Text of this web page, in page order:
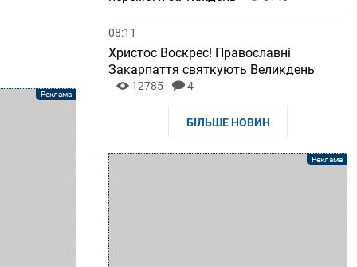
08:11
Христос Воскрес! Православні
Закарпаття святкують Великдень
12785 4
БІЛЬШЕ НОВИН